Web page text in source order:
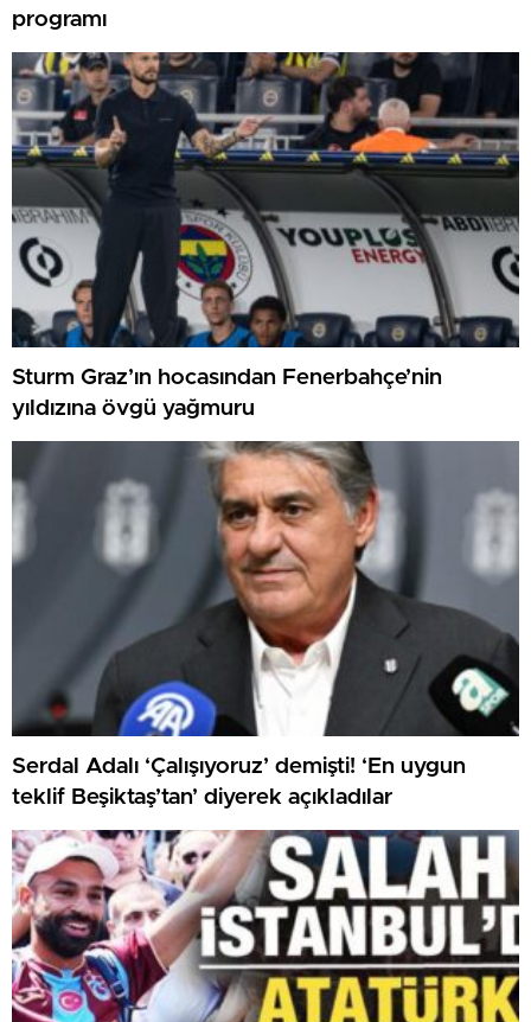
programı
Sturm Graz’ın hocasından Fenerbahçe’nin
yıldızına övgü yağmuru
Serdal Adalı ‘Çalışıyoruz’ demişti! ‘En uygun
teklif Beşiktaş’tan’ diyerek açıkladılar